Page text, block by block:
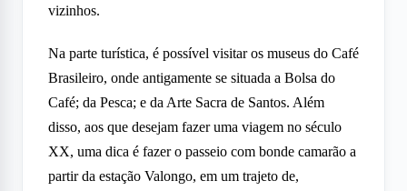
vizinhos.
Na parte turística, é possível visitar os museus do Café
Brasileiro, onde antigamente se situada a Bolsa do
Café; da Pesca; e da Arte Sacra de Santos. Além
disso, aos que desejam fazer uma viagem no século
XX, uma dica é fazer o passeio com bonde camarão a
partir da estação Valongo, em um trajeto de,